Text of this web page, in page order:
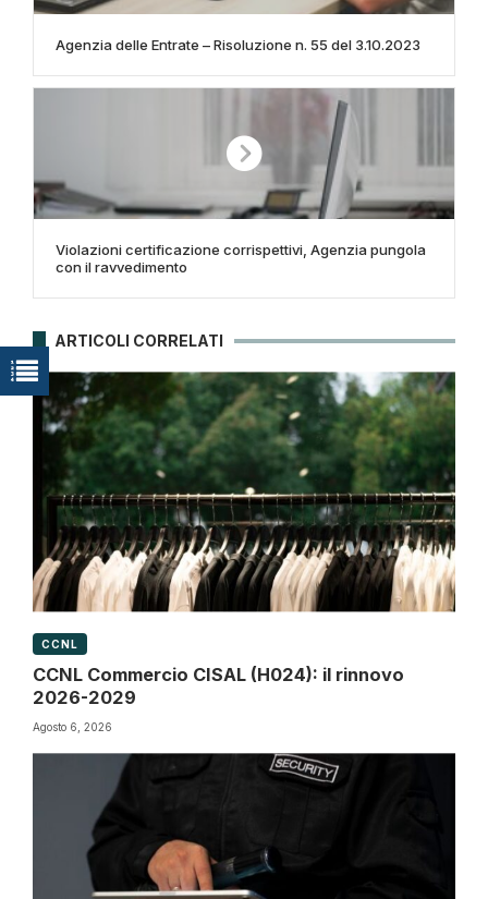
Agenzia delle Entrate – Risoluzione n. 55 del 3.10.2023
Violazioni certificazione corrispettivi, Agenzia pungola
con il ravvedimento
ARTICOLI CORRELATI
CCNL
CCNL Commercio CISAL (H024): il rinnovo
2026-2029
Agosto 6, 2026